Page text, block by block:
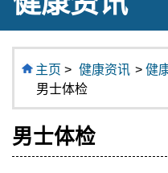
主页 > 健康资讯 > 健
男士体检
男士体检